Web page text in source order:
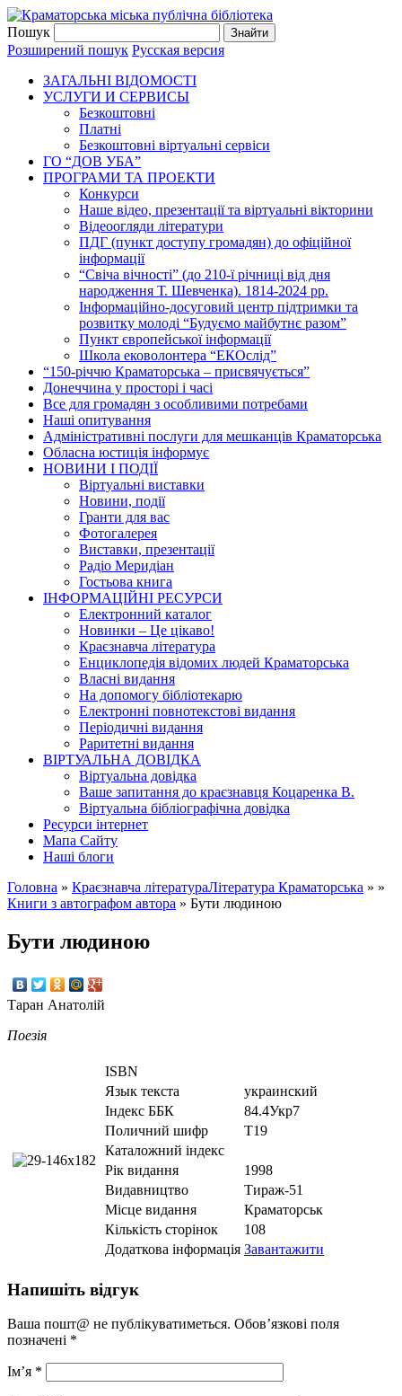
Пошук
Розширений пошук Русская версия
ЗАГАЛЬНI ВIДОМОСТI
УСЛУГИ И СЕРВИСЫ
Безкоштовнi
Платні
Безкоштовні віртуальні сервіси
ГО “ДОВ УБА”
ПРОГРАМИ ТА ПРОЕКТИ
Конкурси
Наше відео, презентації та віртуальні вікторини
Відеоогляди літератури
ПДГ (пункт доступу громадян) до офіційної
інформації
“Свіча вічності” (до 210-ї річниці від дня
народження Т. Шевченка). 1814-2024 рр.
Інформаційно-досуговий центр підтримки та
розвитку молоді “Будуємо майбутнє разом”
Пункт європейської інформації
Школа ековолонтера “ЕКОслід”
“150-річчю Краматорська – присвячується”
Донеччина у просторі і часі
Все для громадян з особливими потребами
Наші опитування
Адміністративні послуги для мешканців Краматорська
Обласна юстиція інформує
НОВИНИ I ПОДIЇ
Вiртуальнi виставки
Новини, подiї
Гранти для вас
Фотогалерея
Виставки, презентації
Радіо Меридіан
Гостьова книга
IНФОРМАЦIЙНI РЕСУРСИ
Електронний каталог
Новинки – Це цiкаво!
Краєзнавча література
Енциклопедія відомих людей Краматорська
Власнi видання
На допомогу бібліотекарю
Електронні повнотекстові видання
Періодичні видання
Раритетні видання
ВIРТУАЛЬНА ДОВIДКА
Вiртуальна довiдка
Ваше запитання до краєзнавця Коцаренка В.
Вiртуальна бiблiографiчна довiдка
Ресурси інтернет
Мапа Сайту
Наші блоги
Головна » Краєзнавча літератураЛітература Краматорська » »
Книги з автографом автора » Бути людиною
Бути людиною
Таран Анатолій
Поезія
ISBN
Язык текста
украинский
Iндекс ББК
84.4Укр7
Поличний шифр
Т19
Каталожний індекс
Рік видання
1998
Видавництво
Тираж-51
Місце видання
Краматорськ
Кількість сторінок
108
Додаткова інформація Завантажити
Напишіть відгук
Ваша пошт@ не публікуватиметься. Обов’язкові поля
позначені *
Ім’я *